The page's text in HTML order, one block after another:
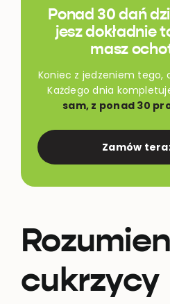
Ponad 30 dań
jesz dokładnie
masz
Koniec z jedzeniem tego,
Każdego dnia
sam, z ponad 30
Zamów
cukrzycy